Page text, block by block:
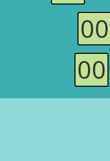
00
00